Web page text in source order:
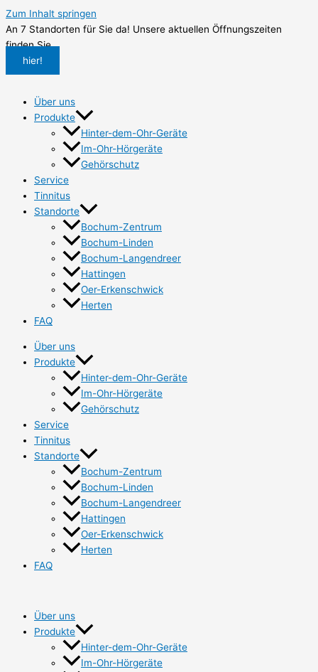
Zum Inhalt springen
An 7 Standorten für Sie da! Unsere aktuellen Öffnungszeiten
finden Sie
hier!
Über uns
Produkte
Hinter-dem-Ohr-Geräte
Im-Ohr-Hörgeräte
Gehörschutz
Service
Tinnitus
Standorte
Bochum-Zentrum
Bochum-Linden
Bochum-Langendreer
Hattingen
Oer-Erkenschwick
Herten
FAQ
Über uns
Produkte
Hinter-dem-Ohr-Geräte
Im-Ohr-Hörgeräte
Gehörschutz
Service
Tinnitus
Standorte
Bochum-Zentrum
Bochum-Linden
Bochum-Langendreer
Hattingen
Oer-Erkenschwick
Herten
FAQ
Über uns
Produkte
Hinter-dem-Ohr-Geräte
Im-Ohr-Hörgeräte